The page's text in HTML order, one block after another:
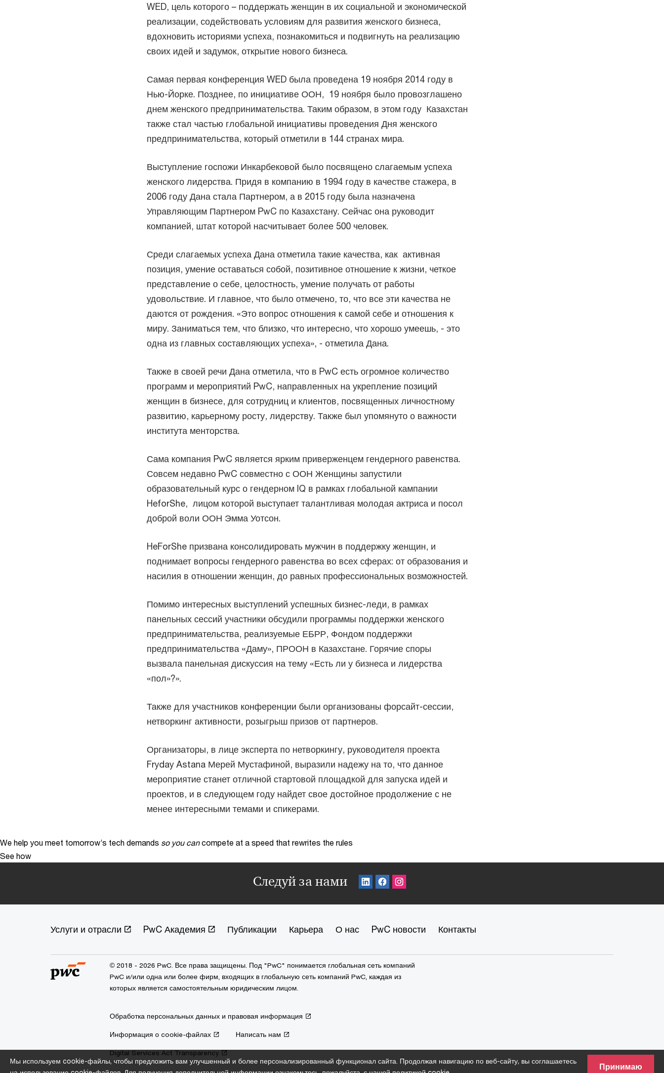
Мы используем cookie-файлы, чтобы предложить вам улучшенный и более персонализированный функционал сайта. Продолжая навигацию по веб-сайту, вы соглашаетесь
Принимаю
WED, цель которого – поддержать женщин в их социальной и экономической
реализации, содействовать условиям для развития женского бизнеса,
вдохновить историями успеха, познакомиться и подвигнуть на реализацию
своих идей и задумок, открытие нового бизнеса.
Самая первая конференция WED была проведена 19 ноября 2014 году в
Нью-Йорке. Позднее, по инициативе ООН, 19 ноября было провозглашено
днем женского предпринимательства. Таким образом, в этом году Казахстан
также стал частью глобальной инициативы проведения Дня женского
предпринимательства, который отметили в 144 странах мира.
Выступление госпожи Инкарбековой было посвящено слагаемым успеха
женского лидерства. Придя в компанию в 1994 году в качестве стажера, в
2006 году Дана стала Партнером, а в 2015 году была назначена
Управляющим Партнером PwC по Казахстану. Сейчас она руководит
компанией, штат которой насчитывает более 500 человек.
Среди слагаемых успеха Дана отметила такие качества, как активная
позиция, умение оставаться собой, позитивное отношение к жизни, четкое
представление о себе, целостность, умение получать от работы
удовольствие. И главное, что было отмечено, то, что все эти качества не
даются от рождения. «Это вопрос отношения к самой себе и отношения к
миру. Заниматься тем, что близко, что интересно, что хорошо умеешь, - это
одна из главных составляющих успеха», - отметила Дана.
Также в своей речи Дана отметила, что в PwC есть огромное количество
программ и мероприятий PwC, направленных на укрепление позиций
женщин в бизнесе, для сотрудниц и клиентов, посвященных личностному
развитию, карьерному росту, лидерству. Также был упомянуто о важности
института менторства.
Сама компания PwC является ярким приверженцем гендерного равенства.
Совсем недавно PwC совместно с ООН Женщины запустили
образовательный курс о гендерном IQ в рамках глобальной кампании
HeforShe, лицом которой выступает талантливая молодая актриса и посол
доброй воли ООН Эмма Уотсон.
HeForShe призвана консолидировать мужчин в поддержку женщин, и
поднимает вопросы гендерного равенства во всех сферах: от образования и
насилия в отношении женщин, до равных профессиональных возможностей.
Помимо интересных выступлений успешных бизнес-леди, в рамках
панельных сессий участники обсудили программы поддержки женского
предпринимательства, реализуемые ЕБРР, Фондом поддержки
предпринимательства «Даму», ПРООН в Казахстане. Горячие споры
вызвала панельная дискуссия на тему «Есть ли у бизнеса и лидерства
«пол»?».
Также для участников конференции были организованы форсайт-сессии,
нетворкинг активности, розыгрыш призов от партнеров.
Организаторы, в лице эксперта по нетворкингу, руководителя проекта
Fryday Astana Мерей Мустафиной, выразили надежу на то, что данное
мероприятие станет отличной стартовой площадкой для запуска идей и
проектов, и в следующем году найдет свое достойное продолжение с не
менее интересными темами и спикерами.
We help you meet tomorrow’s tech demands so you can compete at a speed that rewrites the rules
See how
Следуй за нами
Услуги и отрасли PwC Академия Публикации Карьера О нас PwC новости Контакты
© 2018 - 2026 PwC. Все права защищены. Под "PwC" понимается глобальная сеть компаний
PwC и/или одна или более фирм, входящих в глобальную сеть компаний PwC, каждая из
которых является самостоятельным юридическим лицом.
Обработка персональных данных и правовая информация
Информация о cookie-файлах Написать нам
Digital Services Act Transparency